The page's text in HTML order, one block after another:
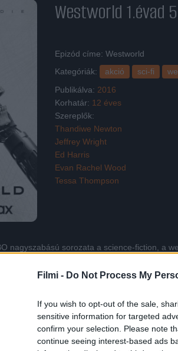
Filmi - Do Not Process My
If you wish to opt-out of the sale,
sensitive information for targeted
confirm your selection. Please note
continue seeing interest-based ads
Westworld 1.évad
Epizód címe: Westworld
Kategóriák:
akció sci-fi
Publikálva: 2016
Korhatár: 12 éves
Szereplők:
Thandiwe Newton
Jeffrey Wright
Ed Harris
Evan Rachel Wood
Tessa Thompson
nagyszabású sorozata a science-fiction, a
Michael Crichton kultikus fantasztikus
látogatók a legsötétebb vágyaikat is
HBO nagyszabású sorozata a science-
A történet Michael Crichton kultikus
ahol a látogatók a legsötétebb